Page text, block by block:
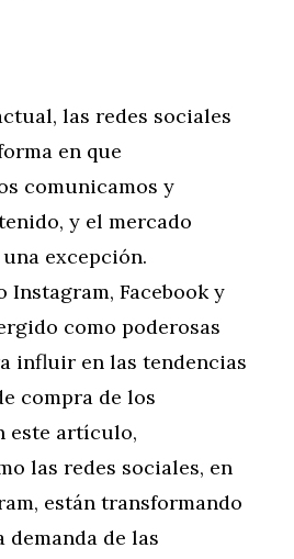
las redes sociales
en que
comunicamos y
y el mercado
excepción.
Instagram, Facebook y
como poderosas
influir en las tendencias
compra de los
este artículo,
las redes sociales, en
están transformando
de las